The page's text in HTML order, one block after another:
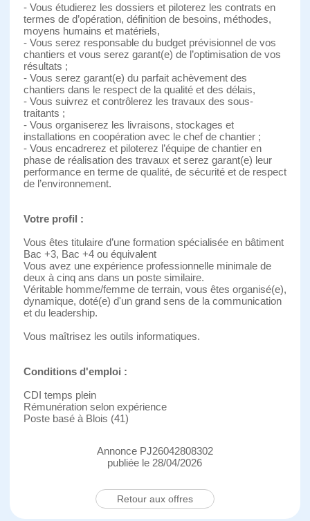
- Vous étudierez les dossiers et piloterez les contrats en
termes de d’opération, définition de besoins, méthodes,
moyens humains et matériels,
- Vous serez responsable du budget prévisionnel de vos
chantiers et vous serez garant(e) de l’optimisation de vos
résultats ;
- Vous serez garant(e) du parfait achèvement des
chantiers dans le respect de la qualité et des délais,
- Vous suivrez et contrôlerez les travaux des sous-
traitants ;
- Vous organiserez les livraisons, stockages et
installations en coopération avec le chef de chantier ;
- Vous encadrerez et piloterez l’équipe de chantier en
phase de réalisation des travaux et serez garant(e) leur
performance en terme de qualité, de sécurité et de respect
de l’environnement.
Votre profil :
Vous êtes titulaire d’une formation spécialisée en bâtiment
Bac +3, Bac +4 ou équivalent
Vous avez une expérience professionnelle minimale de
deux à cinq ans dans un poste similaire.
Véritable homme/femme de terrain, vous êtes organisé(e),
dynamique, doté(e) d'un grand sens de la communication
et du leadership.
Vous maîtrisez les outils informatiques.
Conditions d'emploi :
CDI temps plein
Rémunération selon expérience
Poste basé à Blois (41)
Annonce PJ26042808302
publiée le 28/04/2026
Retour aux offres